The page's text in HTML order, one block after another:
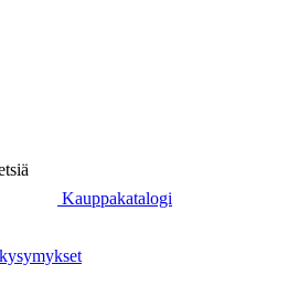
Kauppakatalogi